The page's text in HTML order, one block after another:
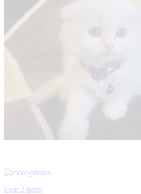
Еще 2 фото